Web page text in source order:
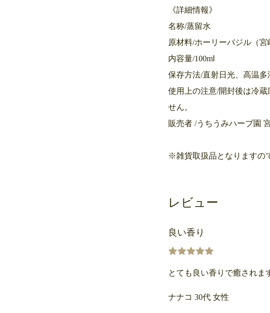
《詳細情報》
名称/蒸留水
原材料/ホーリーバジル（
内容量/100mⅼ
保存方法/直射日光、高温多
使用上の注意/開封後は冷
せん。
販売者 /うちうみハーブ園
※雑貨取扱品となりますの
レビュー
良い香り
とても良い香りで癒されま
ナナコ 30代 女性